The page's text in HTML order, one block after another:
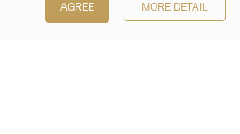
AGREE MORE DETAIL